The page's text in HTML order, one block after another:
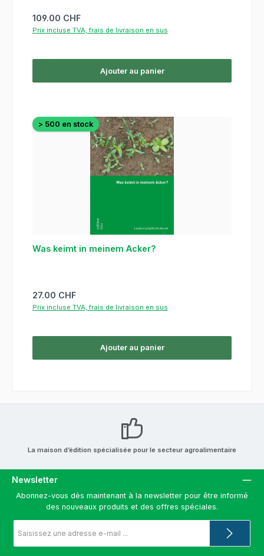
Prix régulier :
109.00 CHF
Prix incluse TVA, frais de livraison en sus
Ajouter au panier
> 500 en stock
Was keimt in meinem Acker?
Prix régulier :
27.00 CHF
Prix incluse TVA, frais de livraison en sus
Ajouter au panier
La maison d’édition spécialisée pour le secteur agroalimentaire
Newsletter
Abonnez-vous dès maintenant à la newsletter pour être informé
des nouveaux produits et des offres spéciales.
e-
*